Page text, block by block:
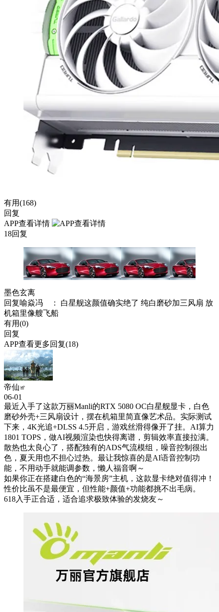
有用(168)
回复
APP查看详情
18回复
墨色玄离
回复喻焱冯
： 白星舰这颜值确实绝了 纯白磨砂加三风扇 放
机箱里像艘飞船
有用(0)
回复
APP查看更多回复(18)
帝仙≌
06-01
最近入手了这款万丽Manli的RTX 5080 OC白星舰显卡，白色
磨砂外壳+三风扇设计，摆在机箱里简直像艺术品。实际测试
下来，4K光追+DLSS 4.5开启，游戏丝滑得像开了挂。AI算力
1801 TOPS，做AI视频渲染也快得离谱，剪辑效率直接拉满。
散热也太良心了，搭配独有的ADS气流模组，噪音控制很出
色，夏天用也不担心过热。最让我惊喜的是AI语音控制功
能，不用动手就能调参数，懒人福音啊～
如果你正在搭建白色的“海景房”主机，这款显卡绝对值得冲！
性价比虽不是最便宜，但性能+颜值+功能都挑不出毛病。
618入手正合适，适合追求极致体验的发烧友～